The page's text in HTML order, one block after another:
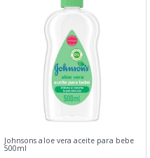
Johnsons aloe vera aceite para bebe
500ml